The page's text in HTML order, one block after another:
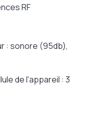
RF
: sonore (95db),
de l'appareil : 3